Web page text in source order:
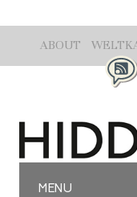
ABOUT
MENU